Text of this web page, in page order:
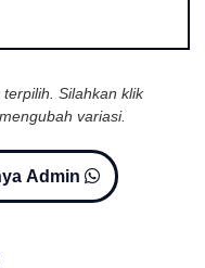
Silahkan klik
variasi.
Admin